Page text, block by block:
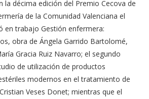
la décima edición del Premio Cecova de
de la Comunidad Valenciana el
en trabajo Gestión enfermera:
obra de Ángela Garrido Bartolomé,
Gracia Ruiz Navarro; el segundo
de utilización de productos
modernos en el tratamiento de
Veses Donet; mientras que el